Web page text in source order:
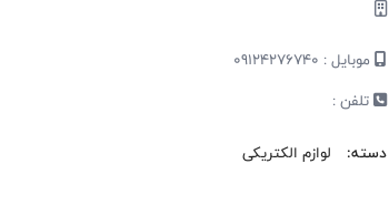
موبایل : 09124276740
تلفن :
دسته:
لوازم الکتریکی